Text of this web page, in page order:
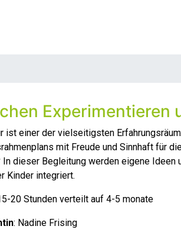
Experimentieren
ist einer der vielseitigsten
mit Freude und Sinnhaft für
In dieser Begleitung werden eigene Ideen
Kinder integriert.
20 Stunden verteilt auf 4-5 monate
: Nadine Frising